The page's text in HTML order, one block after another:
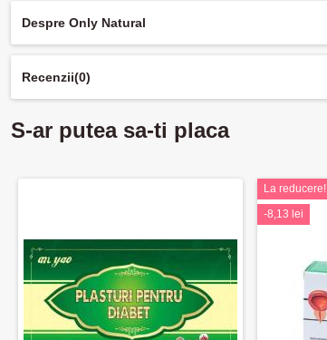
Despre Only Natural
Recenzii(0)
S-ar putea sa-ti placa
La reducere!
-8,13 lei